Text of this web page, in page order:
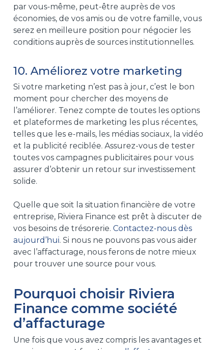
par vous-même, peut-être auprès de vos
économies, de vos amis ou de votre famille, vous
serez en meilleure position pour négocier les
conditions auprès de sources institutionnelles.
10. Améliorez votre marketing
Si votre marketing n’est pas à jour, c’est le bon
moment pour chercher des moyens de
l’améliorer. Tenez compte de toutes les options
et plateformes de marketing les plus récentes,
telles que les e-mails, les médias sociaux, la vidéo
et la publicité reciblée. Assurez-vous de tester
toutes vos campagnes publicitaires pour vous
assurer d’obtenir un retour sur investissement
solide.
Quelle que soit la situation financière de votre
entreprise, Riviera Finance est prêt à discuter de
vos besoins de trésorerie. Contactez-nous dès
aujourd’hui. Si nous ne pouvons pas vous aider
avec l’affacturage, nous ferons de notre mieux
pour trouver une source pour vous.
Pourquoi choisir Riviera
Finance comme société
d’affacturage
Une fois que vous avez compris les avantages et